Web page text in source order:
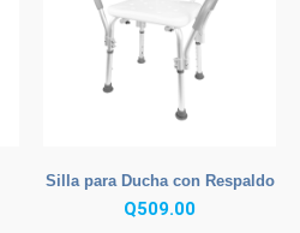
Silla para Ducha con Respaldo
Q509.00